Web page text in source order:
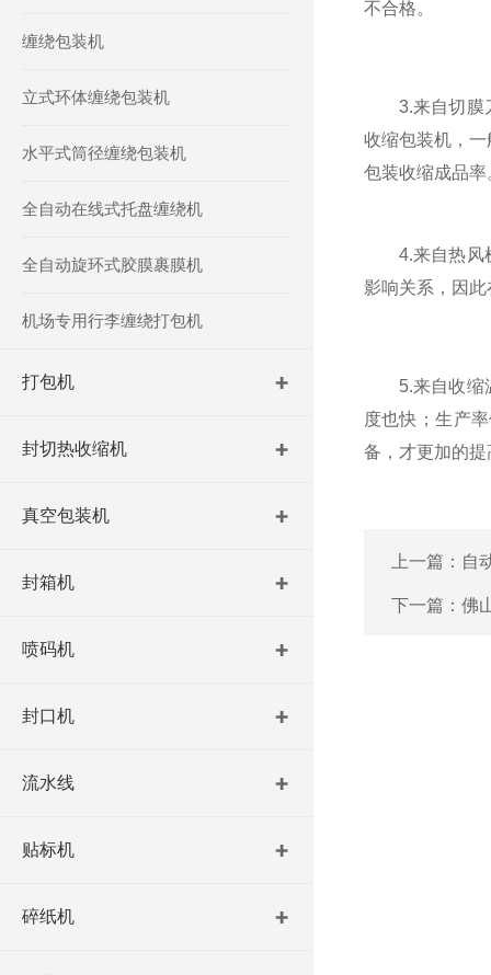
缠绕包装机
立式环体缠绕包装机
水平式筒径缠绕包装机
全自动在线式托盘缠绕机
全自动旋环式胶膜裹膜机
机场专用行李缠绕打包机
打包机
封切热收缩机
真空包装机
封箱机
喷码机
封口机
流水线
贴标机
碎纸机
不合格。
3.来自切膜刀
收缩包装机，
包装收缩成品率
4.来自热风机
影响关系，因
5.来自收缩温
度也快；生产
备，才更加的
上一篇： 自
下一篇： 佛